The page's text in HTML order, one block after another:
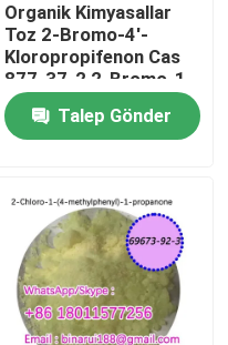
ham madde
Organik Kimyasallar
Toz 2-Bromo-4'-
Kloropropifenon Cas
877-37-2 2-Bromo-1-
((4-klorofenil) propan-
1-on
Talep Gönder